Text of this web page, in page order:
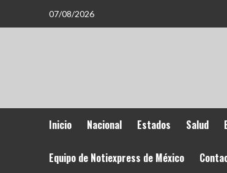
07/08/2026
Inicio Nacional Estados Salud
Equipo de Notiexpress de México